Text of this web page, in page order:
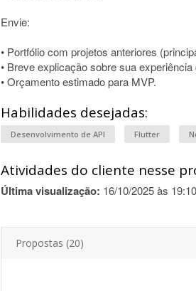
Envie:
• Portfólio com projetos anteriores
• Breve explicação sobre sua
• Orçamento estimado para MVP.
Habilidades desejadas:
Desenvolvimento de API Flutter
Atividades do cliente nesse
Última visualização: 16/10/2025 às 19:10
Propostas (20)